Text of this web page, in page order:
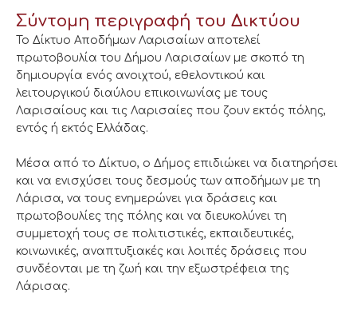
Σύντομη περιγραφή του Δικτύου
Το Δίκτυο Αποδήμων Λαρισαίων αποτελεί
πρωτοβουλία του Δήμου Λαρισαίων με σκοπό τη
δημιουργία ενός ανοιχτού, εθελοντικού και
λειτουργικού διαύλου επικοινωνίας με τους
Λαρισαίους και τις Λαρισαίες που ζουν εκτός πόλης,
εντός ή εκτός Ελλάδας.
Μέσα από το Δίκτυο, ο Δήμος επιδιώκει να διατηρήσει
και να ενισχύσει τους δεσμούς των αποδήμων με τη
Λάρισα, να τους ενημερώνει για δράσεις και
πρωτοβουλίες της πόλης και να διευκολύνει τη
συμμετοχή τους σε πολιτιστικές, εκπαιδευτικές,
κοινωνικές, αναπτυξιακές και λοιπές δράσεις που
συνδέονται με τη ζωή και την εξωστρέφεια της
Λάρισας.